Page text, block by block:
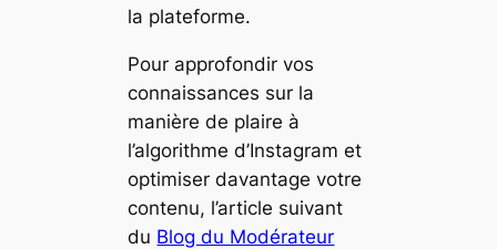
la plateforme.
Pour approfondir vos
connaissances sur la
manière de plaire à
l’algorithme d’Instagram et
optimiser davantage votre
contenu, l’article suivant
du Blog du Modérateur